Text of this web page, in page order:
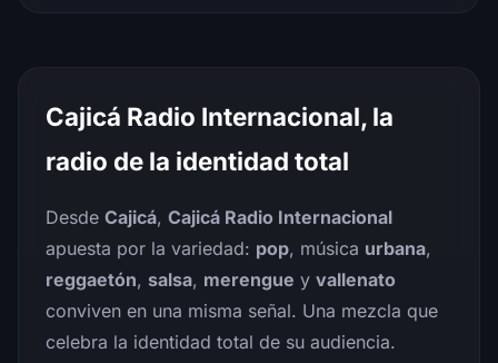
Cajicá Radio Internacional, la
radio de la identidad total
Desde Cajicá, Cajicá Radio Internacional
apuesta por la variedad: pop, música urbana,
reggaetón, salsa, merengue y vallenato
conviven en una misma señal. Una mezcla que
celebra la identidad total de su audiencia.